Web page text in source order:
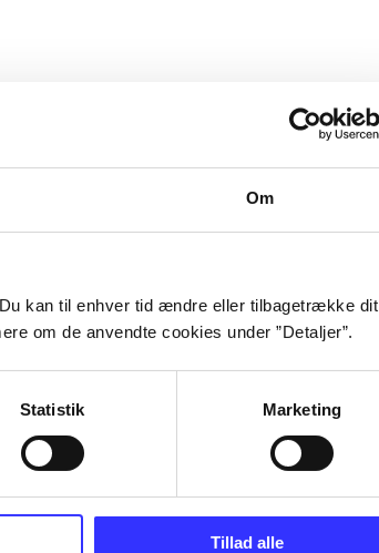
Om
kan til enhver tid ændre eller tilbagetrække dit
om de anvendte cookies under ”Detaljer”.
Statistik Marketing
Tillad alle